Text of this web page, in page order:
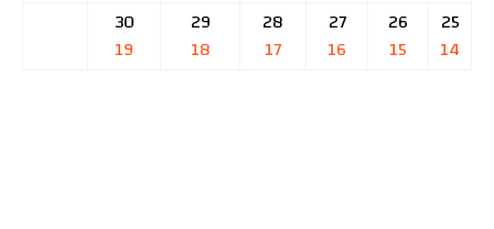
25
14
26
15
27
16
28
17
29
18
30
19